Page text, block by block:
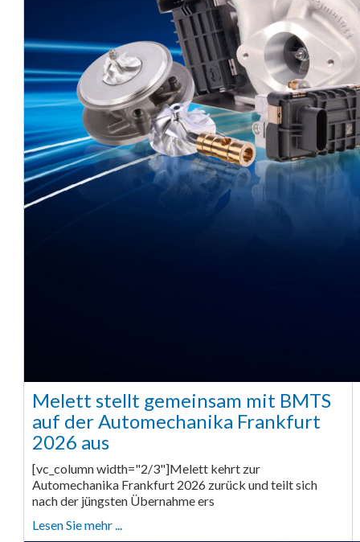
Melett stellt gemeinsam mit BMTS
auf der Automechanika Frankfurt
2026 aus
[vc_column width="2/3"]Melett kehrt zur
Automechanika Frankfurt 2026 zurück und teilt sich
nach der jüngsten Übernahme ers
Lesen Sie mehr ...